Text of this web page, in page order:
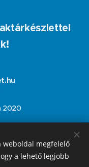
2020
weboldal megfelelő
a lehető legjobb